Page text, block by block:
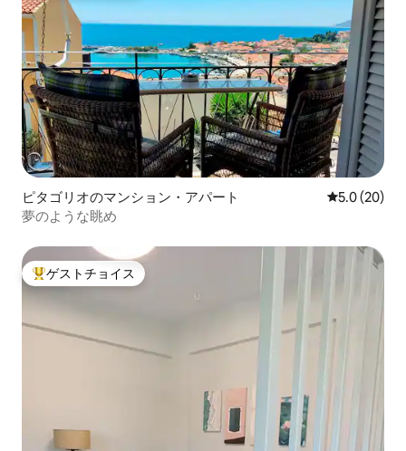
ピタゴリオのマンション・アパート レビュー20
5.0 (20)
夢のような眺め
大好評のゲストチョイスです。
ゲストチョイス